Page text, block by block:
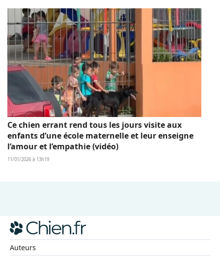
Ce chien errant rend tous les jours visite aux
enfants d’une école maternelle et leur enseigne
l’amour et l’empathie (vidéo)
11/01/2026 à 13h19
Auteurs